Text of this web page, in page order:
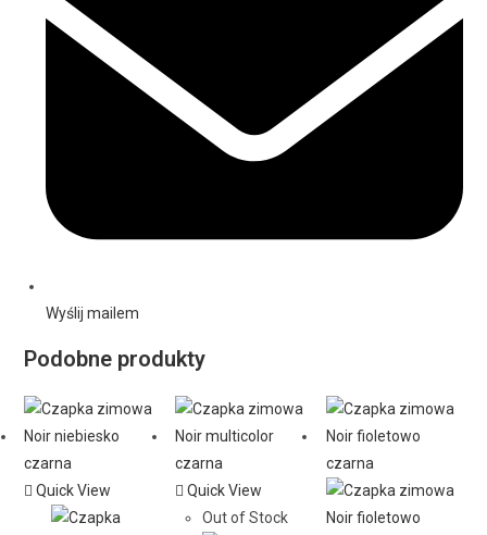
Wyślij mailem
Podobne produkty
Quick View
Quick View
Out of Stock